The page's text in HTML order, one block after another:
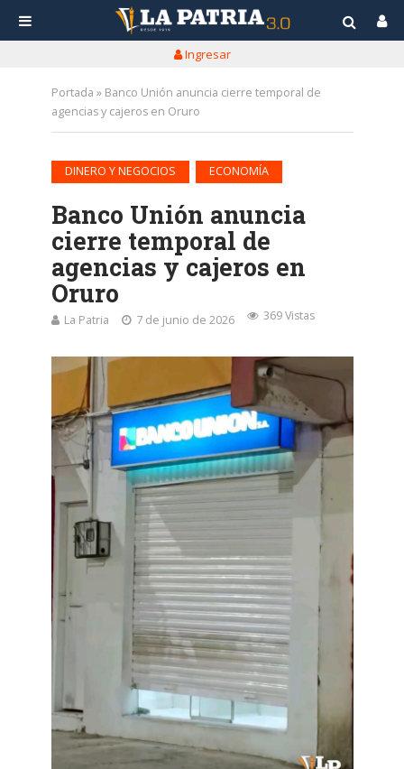
Ingresar
Portada » Banco Unión anuncia cierre temporal de
agencias y cajeros en Oruro
DINERO Y NEGOCIOS ECONOMÍA
Banco Unión anuncia
cierre temporal de
agencias y cajeros en
Oruro
La Patria 7 de junio de 2026 369 Vistas